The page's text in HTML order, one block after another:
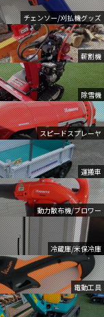
チェンソー/刈払機グッズ
薪割機
除雪機
スピードスプレーヤ
運搬車
動力散布機/ブロワー
冷蔵庫/米保冷庫
電動工具